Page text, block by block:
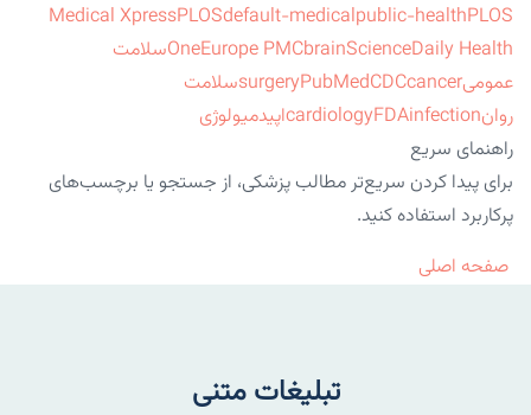
Medical XpressPLOSdefault-medicalpublic-healthPLOS
OneEurope PMCbrainScienceDaily Health
سلامت
عمومی
surgeryPubMedCDCcancer
سلامت
روان
cardiologyFDAinfection
اپیدمیولوژی
راهنمای سریع
برای پیدا کردن سریع‌تر مطالب پزشکی، از جستجو یا برچسب‌های
پرکاربرد استفاده کنید.
صفحه اصلی
تبلیغات متنی